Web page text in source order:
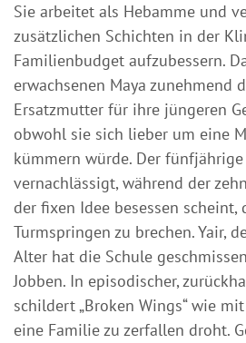
Sie arbeitet als Hebamme und
zusätzlichen Schichten in der
Familienbudget aufzubessern.
erwachsenen Maya zunehmend
Ersatzmutter für ihre jüngeren
obwohl sie sich lieber um eine
kümmern würde. Der
vernachlässigt, während der
der fixen Idee besessen scheint,
Turmspringen zu brechen. Yair,
Alter hat die Schule
Jobben. In episodischer,
schildert „Broken Wings“ wie
eine Familie zu zerfallen droht.